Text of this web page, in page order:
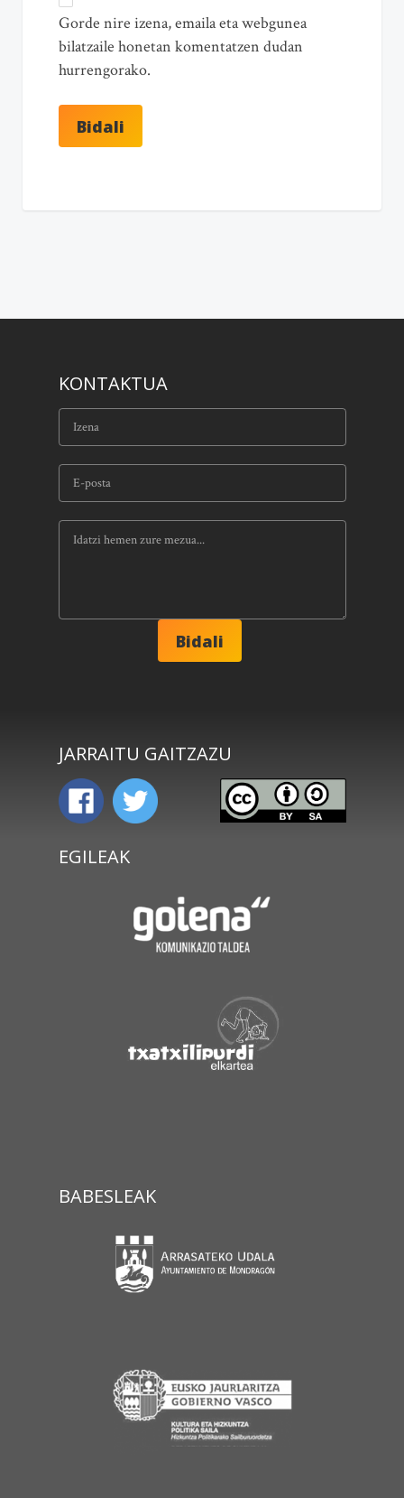
Gorde nire izena, emaila eta webgunea
bilatzaile honetan komentatzen dudan
hurrengorako.
KONTAKTUA
JARRAITU GAITZAZU
EGILEAK
BABESLEAK